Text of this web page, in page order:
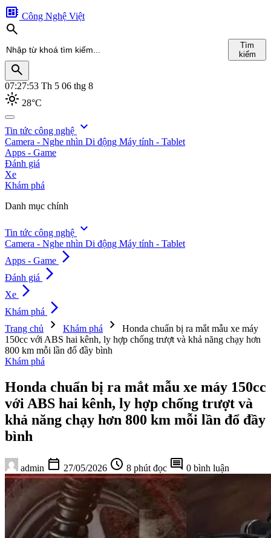
developer_board Công Nghệ Việt
search
Tìm
kiếm
search
07:27:55 Th 5 06 thg 8
light_mode 28°C
search
Tin tức công nghệ expand_more
Camera - Nghe nhìn Di động Máy tính - Tablet
Apps - Game
Đánh giá
Xe
Khám phá
Danh mục chính
Tin tức công nghệ expand_more
Camera - Nghe nhìn Di động Máy tính - Tablet
Apps - Game arrow_forward_ios
Đánh giá arrow_forward_ios
Xe arrow_forward_ios
Khám phá arrow_forward_ios
Trang chủ chevron_right Khám phá chevron_right
Honda chuẩn bị ra mắt mẫu xe máy
150cc với ABS hai kênh, ly hợp chống trượt và khả năng chạy hơn
800 km mỗi lần đổ đầy bình
Khám phá
Honda chuẩn bị ra mắt mẫu xe máy 150cc
với ABS hai kênh, ly hợp chống trượt và
khả năng chạy hơn 800 km mỗi lần đổ đầy
bình
admin calendar_today 27/05/2026 schedule 8 phút đọc comment 0 bình luận